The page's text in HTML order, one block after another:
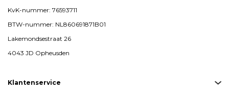
KvK-nummer: 76593711
BTW-nummer: NL860691871B01
Lakemondsestraat 26
4043 JD Opheusden
Klantenservice